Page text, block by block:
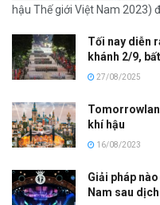
hậu Thế giới Việt Nam 2023)
Tối nay diễn
khánh 2/9,
27/08/2025
khí hậu
16/08/2023
Giải pháp
Nam sau